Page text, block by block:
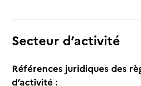
Secteur d’activité
Références juridiques des
d’activité :